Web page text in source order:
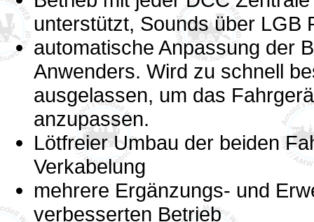
unterstützt, Sounds über LGB
automatische Anpassung der
Anwenders. Wird zu schnell
ausgelassen, um das
anzupassen.
Lötfreier Umbau der beiden
Verkabelung
mehrere Ergänzungs- und
verbesserten Betrieb